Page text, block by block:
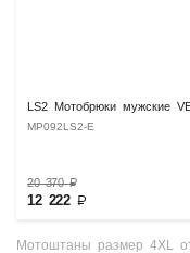
LS2 Мотобрюки мужские
MP092LS2-E
20 370₽
12 222 ₽
Мотоштаны размер 4XL